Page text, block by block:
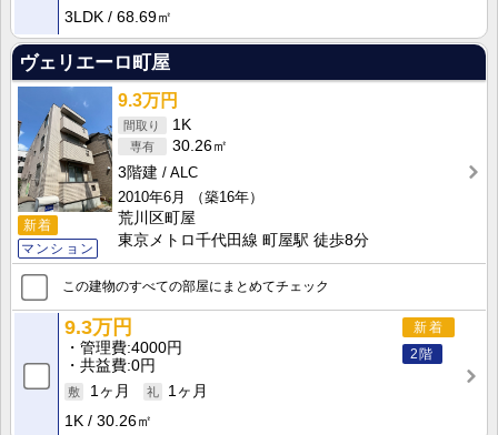
3LDK
68.69㎡
ヴェリエーロ町屋
新着
マンション
9.3万円
1K
30.26㎡
3階建
ALC
2010年6月
（築16年）
荒川区町屋
東京メトロ千代田線 町屋駅 徒歩8分
この建物のすべての部屋にまとめてチェック
新着
2階
9.3万円
管理費 4000円
共益費 0円
1ヶ月
1ヶ月
1K
30.26㎡